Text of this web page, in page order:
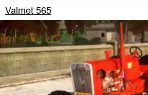
Valmet 565